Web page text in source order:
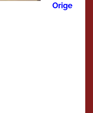
Orige